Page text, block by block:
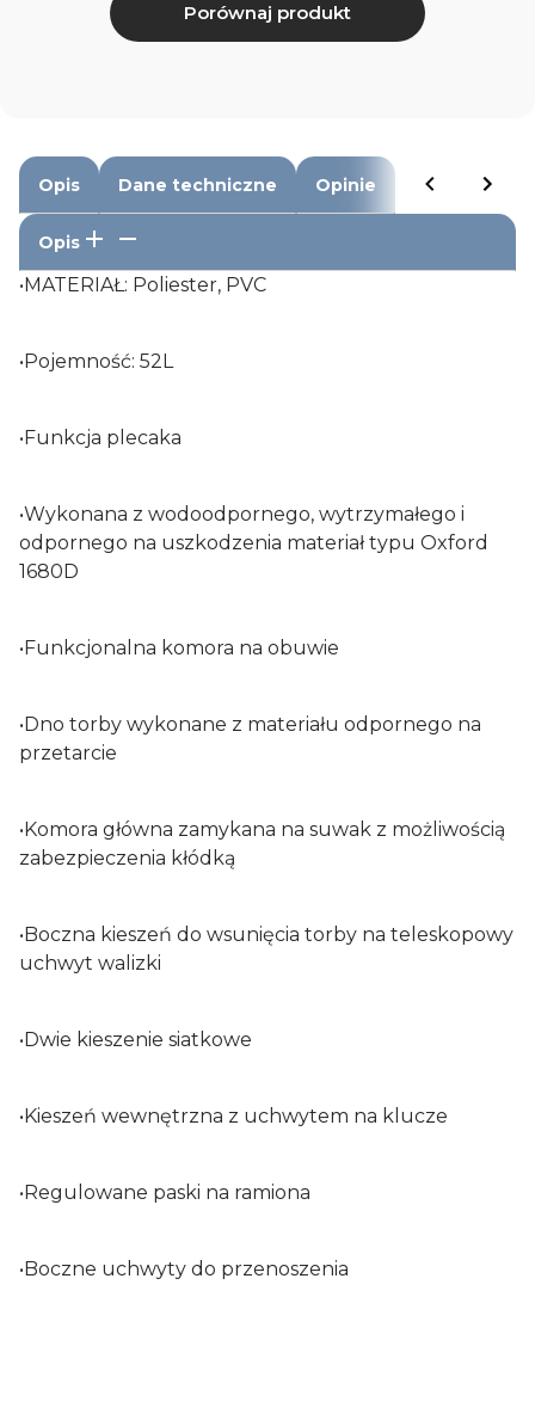
Porównaj produkt
Opis Dane techniczne Opinie
Opis
•MATERIAŁ: Poliester, PVC
•Pojemność: 52L
•Funkcja plecaka
•Wykonana z wodoodpornego, wytrzymałego i
odpornego na uszkodzenia materiał typu Oxford
1680D
•Funkcjonalna komora na obuwie
•Dno torby wykonane z materiału odpornego na
przetarcie
•Komora główna zamykana na suwak z możliwością
zabezpieczenia kłódką
•Boczna kieszeń do wsunięcia torby na teleskopowy
uchwyt walizki
•Dwie kieszenie siatkowe
•Kieszeń wewnętrzna z uchwytem na klucze
•Regulowane paski na ramiona
•Boczne uchwyty do przenoszenia